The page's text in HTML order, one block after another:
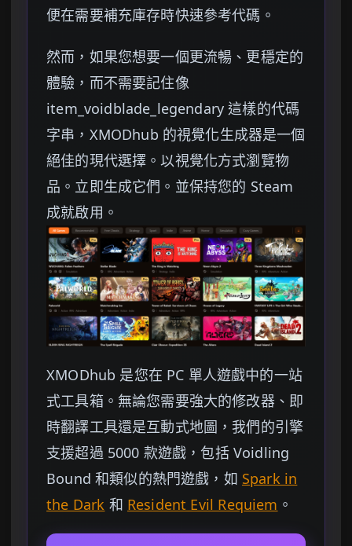
便在需要補充庫存時快速參考代碼。
然而，如果您想要一個更流暢、更穩定的
體驗，而不需要記住像
item_voidblade_legendary 這樣的代碼
字串，XMODhub 的視覺化生成器是一個
絕佳的現代選擇。以視覺化方式瀏覽物
品。立即生成它們。並保持您的 Steam
成就啟用。
XMODhub 是您在 PC 單人遊戲中的一站
式工具箱。無論您需要強大的修改器、即
時翻譯工具還是互動式地圖，我們的引擎
支援超過 5000 款遊戲，包括 Voidling
Bound 和類似的熱門遊戲，如 Spark in
the Dark 和 Resident Evil Requiem 。